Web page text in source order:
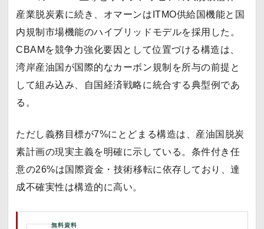
産業脱炭素に続き、オマーンはITMO供給国機能と国
内規制市場機能のハイブリッドモデルを採用した。
CBAMを競争力強化要因として位置づける構造は、
湾岸産油国が国際的なカーボン規制を所与の前提と
して組み込み、自国経済戦略に統合する典型例であ
る。
ただし義務目標が7%にとどまる構造は、産油国脱炭
素計画の現実主義を明確に示している。条件付き任
意の26%は国際資金・技術移転に依存しており、達
成不確実性は構造的に高い。
無料資料